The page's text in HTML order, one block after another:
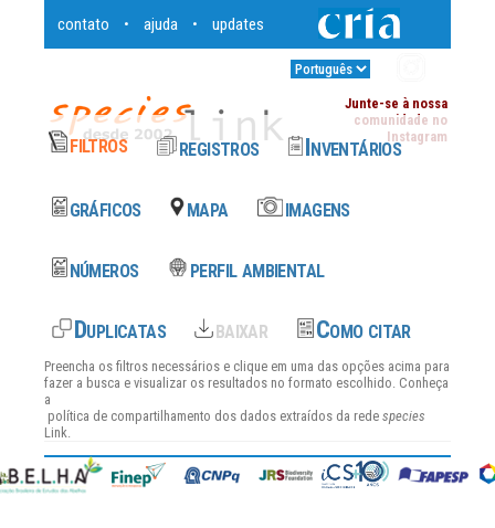
contato • ajuda • updates
Junte-se à nossa
comunidade no
Instagram
Preencha os filtros necessários e clique em uma das opções acima para
fazer a busca e visualizar os resultados no formato escolhido. Conheça
a
política de compartilhamento dos dados extraídos da rede species
Link.